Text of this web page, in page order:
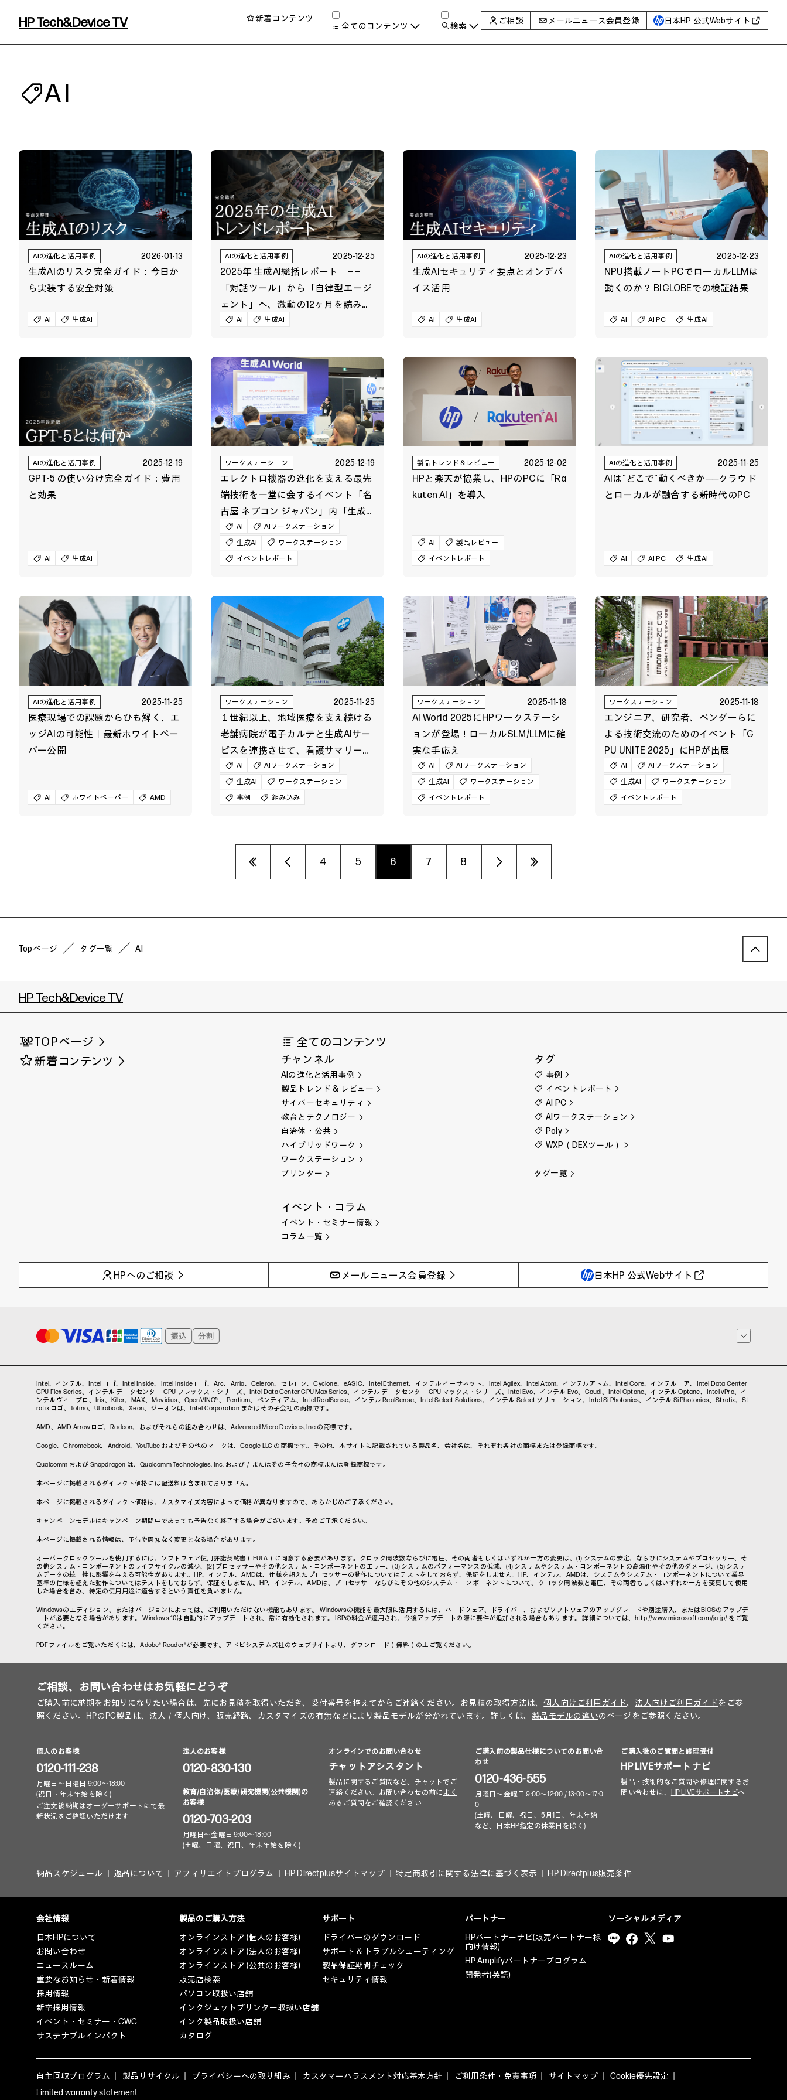
HP Tech&Device TV 新着コンテンツ
全てのコンテンツ
チャンネル
ハイブリッドワーク
ワークステーション
プリンター
タグ
WXP（DEXツール）
タグ一覧
イベント・コラム
イベント・セミナー情報
コラム一覧
検索 ご相談 メールニュース会員登録 日本HP 公式Webサイト
AI
AIの進化と活用事例 2026-01-13
生成AIのリスク完全ガイド：今日か
ら実装する安全対策
AI 生成AI
AIの進化と活用事例 2025-12-25
2025年 生成AI総括レポート ――
「対話ツール」から「自律型エージ
ェント」へ、激動の12ヶ月を読み解
く
AI 生成AI
AIの進化と活用事例 2025-12-23
生成AIセキュリティ要点とオンデバ
イス活用
AI 生成AI
AIの進化と活用事例 2025-12-23
NPU搭載ノートPCでローカルLLMは
動くのか？ BIGLOBEでの検証結果
AI AI PC 生成AI
AIの進化と活用事例 2025-12-19
GPT-5 の使い分け完全ガイド：費用
と効果
AI 生成AI
ワークステーション 2025-12-19
エレクトロ機器の進化を支える最先
端技術を一堂に会するイベント「名
古屋 ネプコン ジャパン」内「生成AI
World」にHPが出展
AI
AIワークステーション
生成AI
ワークステーション
イベントレポート
製品トレンド＆レビュー 2025-12-02
HPと楽天が協業し、HPのPCに「Ra
kuten AI」を導入
AI
製品レビュー
イベントレポート
AIの進化と活用事例 2025-11-25
AIは“どこで”動くべきか──クラウド
とローカルが融合する新時代のPC
AI AI PC 生成AI
AIの進化と活用事例 2025-11-25
医療現場での課題からひも解く、エ
ッジAIの可能性｜最新ホワイトペー
パー公開
AI ホワイトペーパー AMD
ワークステーション 2025-11-25
１世紀以上、地域医療を支え続ける
老舗病院が電子カルテと生成AIサー
ビスを連携させて、看護サマリーの
自動作成等、業務効率化を推進
AI
AIワークステーション
生成AI
ワークステーション
事例
組み込み
ワークステーション 2025-11-18
AI World 2025にHPワークステーシ
ョンが登場！ローカルSLM/LLMに確
実な手応え
AI
AIワークステーション
生成AI
ワークステーション
イベントレポート
ワークステーション 2025-11-18
エンジニア、研究者、ベンダーらに
よる技術交流のためのイベント「G
PU UNITE 2025」にHPが出展
AI
AIワークステーション
生成AI
ワークステーション
イベントレポート
« ‹ 4 5 6 7 8 › »
Topページ タグ一覧 AI
HP Tech&Device TV
TOPページ
新着コンテンツ
全てのコンテンツ
チャンネル
AIの進化と活用事例
製品トレンド & レビュー
サイバーセキュリティ
教育とテクノロジー
自治体・公共
ハイブリッドワーク
ワークステーション
プリンター
タグ
事例
イベントレポート
AI PC
AIワークステーション
Poly
WXP（DEXツール）
タグ一覧
イベント・コラム
イベント・セミナー情報
コラム一覧
HPへのご相談 メールニュース会員登録 日本HP 公式Webサイト
Intel、インテル、Intel ロゴ、Intel Inside、Intel Inside ロゴ、Arc、Arria、Celeron、セレロン、Cyclone、eASIC、Intel Ethernet、インテル イーサネット、Intel Agilex、Intel Atom、インテルアトム、Intel Core、インテルコア、Intel Data Center
GPU Flex Series、インテル データセンター GPU フレックス・シリーズ、Intel Data Center GPU Max Series、インテル データセンター GPU マックス・シリーズ、Intel Evo、インテル Evo、Gaudi、Intel Optane、インテル Optane、Intel vPro、イ
ンテルヴィープロ、Iris、Killer、MAX、Movidius、OpenVINO™、 Pentium、ペンティアム、Intel RealSense、インテル RealSense、Intel Select Solutions、インテル Select ソリューション、Intel Si Photonics、インテル Si Photonics、Stratix、St
ratix ロゴ、Tofino、Ultrabook、Xeon、ジーオンは、Intel Corporation またはその子会社の商標です。
AMD、AMD Arrowロゴ、Radeon、およびそれらの組み合わせは、Advanced Micro Devices, Inc.の商標です。
Google、Chromebook、Android、YouTube およびその他のマークは、Google LLC の商標です。その他、本サイトに記載されている製品名、会社名は、それぞれ各社の商標または登録商標です。
Qualcomm および Snapdragon は、Qualcomm Technologies, Inc. および／またはその子会社の商標または登録商標です。
本ページに掲載されるダイレクト価格には配送料は含まれておりません。
本ページに掲載されるダイレクト価格は、カスタマイズ内容によって価格が異なりますので、あらかじめご了承ください。
キャンペーンモデルはキャンペーン期間中であっても予告なく終了する場合がございます。予めご了承ください。
本ページに掲載される情報は、予告や周知なく変更となる場合があります。
オーバークロックツールを使用するには、ソフトウェア使用許諾契約書（EULA）に同意する必要があります。クロック周波数ならびに電圧、その両者もしくはいずれか一方の変更は、(1) システムの安定、ならびにシステムやプロセッサー、そ
の他システム・コンポーネントのライフサイクルの減少、(2) プロセッサーやその他システム・コンポーネントのエラー、(3) システムのパフォーマンスの低減、(4) システムやシステム・コンポーネントの高温化やその他のダメージ、(5) システ
ムデータの統一性に影響を与える可能性があります。HP、インテル、AMDは、仕様を超えたプロセッサーの動作についてはテストをしておらず、保証をしません。HP、インテル、AMDは、システムやシステム・コンポーネントについて業界
基準の仕様を超えた動作についてはテストをしておらず、保証をしません。HP、インテル、AMDは、プロセッサーならびにその他のシステム・コンポーネントについて、クロック周波数と電圧、その両者もしくはいずれか一方を変更して使用
した場合を含み、特定の使用用途に適合するという責任を負いません。
Windowsのエディション、またはバージョンによっては、ご利用いただけない機能もあります。 Windowsの機能を最大限に活用するには、ハードウェア、ドライバー、およびソフトウェアのアップグレードや別途購入、またはBIOSのアップデ
ートが必要となる場合があります。 Windows 10は自動的にアップデートされ、常に有効化されます。 ISPの料金が適用され、今後アップデートの際に要件が追加される場合もあります。 詳細については、http://www.microsoft.com/ja-jp/ をご覧
ください。
PDFファイルをご覧いただくには、Adobe® Reader®が必要です。 アドビシステムズ社のウェブサイト より、ダウンロード（無料）の上ご覧ください。
ご相談、お問い合わせはお気軽にどうぞ
ご購入前に納期をお知りになりたい場合は、先にお見積を取得いただき、受付番号を控えてからご連絡ください。お見積の取得方法は、個人向けご利用ガイド、 法人向けご利用ガイドをご参
照ください。HPのPC製品は、法人／個人向け、販売経路、カスタマイズの有無などにより製品モデルが分かれています。詳しくは、 製品モデルの違いのページをご参照ください。
個人のお客様
0120-111-238
月曜日～日曜日 9:00～18:00
(祝日・年末年始を除く)
ご注文後納期はオーダーサポート にて最
新状況をご確認いただけます
法人のお客様
0120-830-130
教育/自治体/医療/研究機関(公共機関)の
お客様
0120-703-203
月曜日～金曜日 9:00～18:00
(土曜、日曜、祝日、年末年始を除く)
オンラインでのお問い合わせ
チャットアシスタント
製品に関するご質問など、 チャット でご
連絡ください。お問い合わせの前に よく
あるご質問 をご確認ください
ご購入前の製品仕様についてのお問い合
わせ
0120-436-555
月曜日～金曜日 9:00～12:00 / 13:00～17:0
0
(土曜、日曜、祝日、5月1日、年末年始
など、日本HP指定の休業日を除く)
ご購入後のご質問と修理受付
HP LIVEサポートナビ
製品・技術的なご質問や修理に関するお
問い合わせは、
HP LIVEサポートナビへ
納品スケジュール 返品について アフィリエイトプログラム HP Directplusサイトマップ 特定商取引に関する法律に基づく表示 HP Directplus販売条件
会社情報
日本HPについて
お問い合わせ
ニュースルーム
重要なお知らせ・新着情報
採用情報
新卒採用情報
イベント・セミナー・CWC
サステナブルインパクト
製品のご購入方法
オンラインストア (個人のお客様)
オンラインストア (法人のお客様)
オンラインストア (公共のお客様)
販売店検索
パソコン取扱い店舗
インクジェットプリンター取扱い店舗
インク製品取扱い店舗
カタログ
サポート
ドライバーのダウンロード
サポート & トラブルシューティング
製品保証期間チェック
セキュリティ情報
パートナー
HPパートナーナビ(販売パートナー様
向け情報)
HP Amplifyパートナープログラム
開発者(英語)
ソーシャルメディア
自主回収プログラム 製品リサイクル プライバシーへの取り組み カスタマーハラスメント対応基本方針 ご利用条件・免責事項 サイトマップ
Cookie優先設定
Limited warranty statement